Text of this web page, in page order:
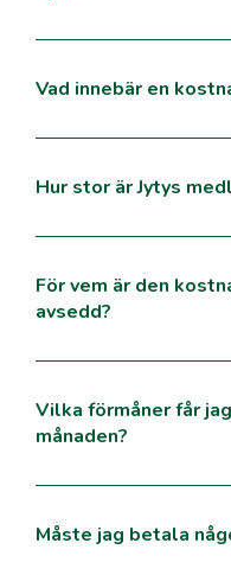
Vad innebär en
Hur stor är Jytys
För vem är den
avsedd?
Vilka förmåner får
månaden?
Måste jag betala